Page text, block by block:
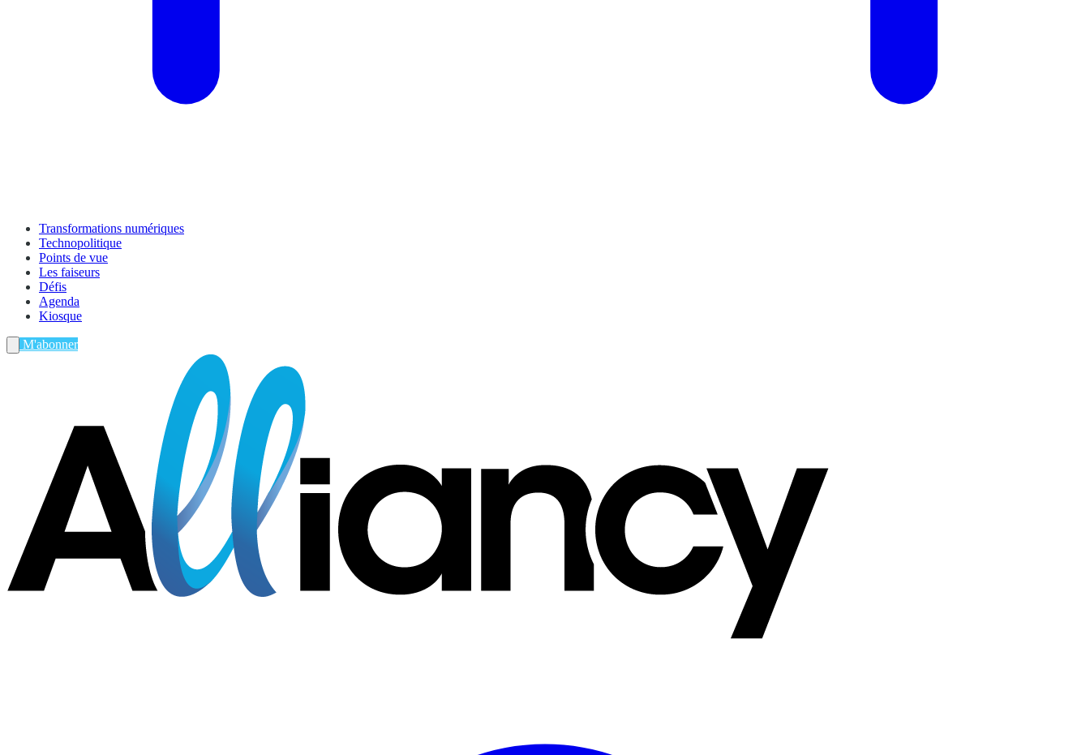
Transformations numériques
Technopolitique
Points de vue
Les faiseurs
Défis
Agenda
Kiosque
M'abonner